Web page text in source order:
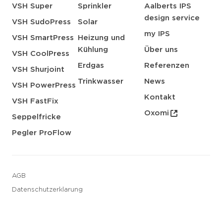
VSH Super
VSH SudoPress
VSH SmartPress
VSH CoolPress
VSH Shurjoint
VSH PowerPress
VSH FastFix
Seppelfricke
Pegler ProFlow
Sprinkler
Solar
Heizung und
Kühlung
Erdgas
Trinkwasser
Aalberts IPS
design service
my IPS
Über uns
Referenzen
News
Kontakt
Oxomi
AGB
Datenschutzerklarung